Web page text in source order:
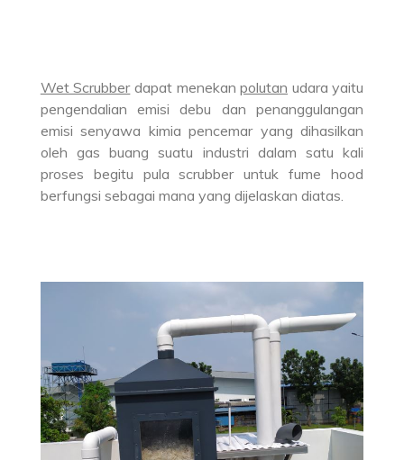
Wet Scrubberdapat menekanpolutan udara yaitu
pengendalian emisi debu dan penanggulangan
emisi senyawa kimia pencemar yang dihasilkan
oleh gas buang suatu industri dalam satu kali
proses begitu pula scrubber untuk fume hood
berfungsi sebagai mana yang dijelaskan diatas.